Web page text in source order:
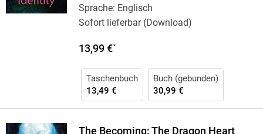
Sprache: Englisch
Sofort lieferbar (Download)
13,99 €*
Taschenbuch
13,49 €
Buch (gebunden)
30,99 €
The Becoming: The Dragon Heart